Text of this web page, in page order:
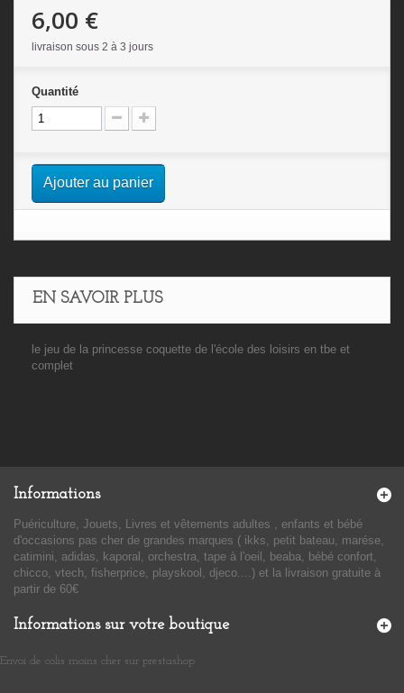
6,00 €
livraison sous 2 à 3 jours
Quantité
Ajouter au panier
EN SAVOIR PLUS
le jeu de la princesse coquette de l'école des loisirs en tbe et
complet
Informations
Puériculture, Jouets, Livres et vêtements adultes , enfants et bébé
d'occasions pas cher de grandes marques ( ikks, petit bateau, marése,
catimini, adidas, kaporal, orchestra, tape à l'oeil, beaba, bébé confort,
chicco, vtech, fisherprice, playskool, djeco....) et la livraison gratuite à
partir de 60€
Informations sur votre boutique
Envoi de colis moins cher sur prestashop